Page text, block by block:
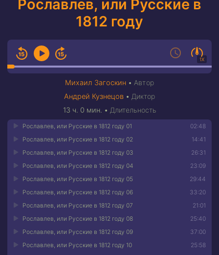
Рославлев, или Русские в
1812 году
1X
Михаил Загоскин •Автор
Андрей Кузнецов • Диктор
13 ч. 0 мин. • Длительность
02:48
Рославлев, или Русские в 1812 году 01
14:41
Рославлев, или Русские в 1812 году 02
26:31
Рославлев, или Русские в 1812 году 03
23:09
Рославлев, или Русские в 1812 году 04
29:44
Рославлев, или Русские в 1812 году 05
33:20
Рославлев, или Русские в 1812 году 06
21:01
Рославлев, или Русские в 1812 году 07
25:40
Рославлев, или Русские в 1812 году 08
37:00
Рославлев, или Русские в 1812 году 09
25:58
Рославлев, или Русские в 1812 году 10